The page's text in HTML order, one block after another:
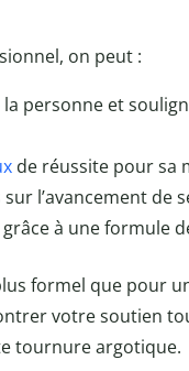
on peut :
personne et
de réussite pour sa
l’avancement de
à une formule
formel que pour
votre soutien
tournure argotique.